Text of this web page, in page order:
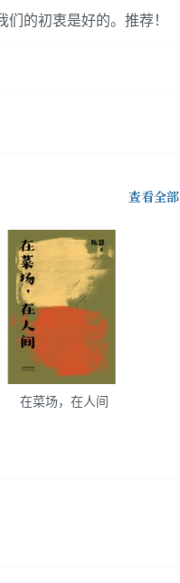
的初衷是好的。推荐！
查看全部
在菜场，在人间